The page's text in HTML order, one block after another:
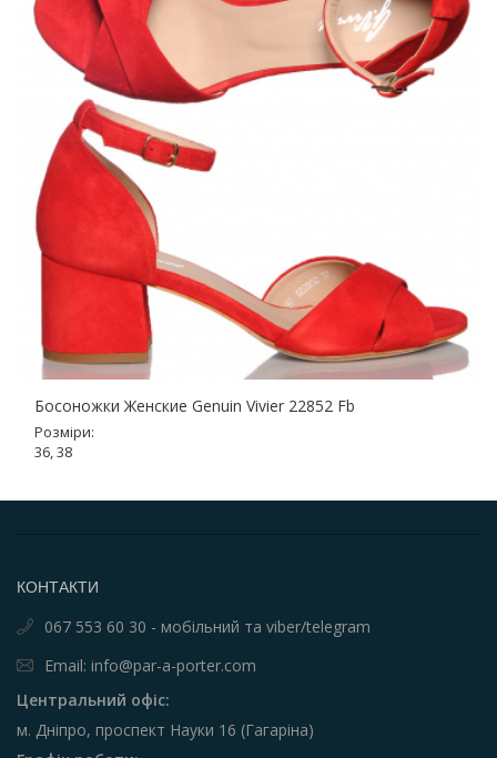
Босоножки Женские Genuin Vivier 22852 Fb
Розміри:
36, 38
КОНТАКТИ
067 553 60 30 - мобільний та viber/telegram
Email: info@par-a-porter.com
Центральний офіс:
м. Дніпро, проспект Науки 16 (Гагаріна)